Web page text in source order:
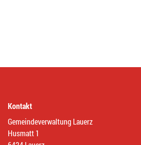
Kontakt
Gemeindeverwaltung Lauerz
Husmatt 1